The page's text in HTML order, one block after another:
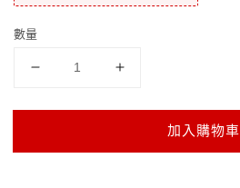
數量
加入購物車